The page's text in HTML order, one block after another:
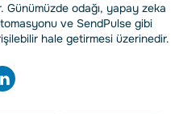
Günümüzde odağı, yapay zeka
ve SendPulse gibi
hale getirmesi üzerinedir.